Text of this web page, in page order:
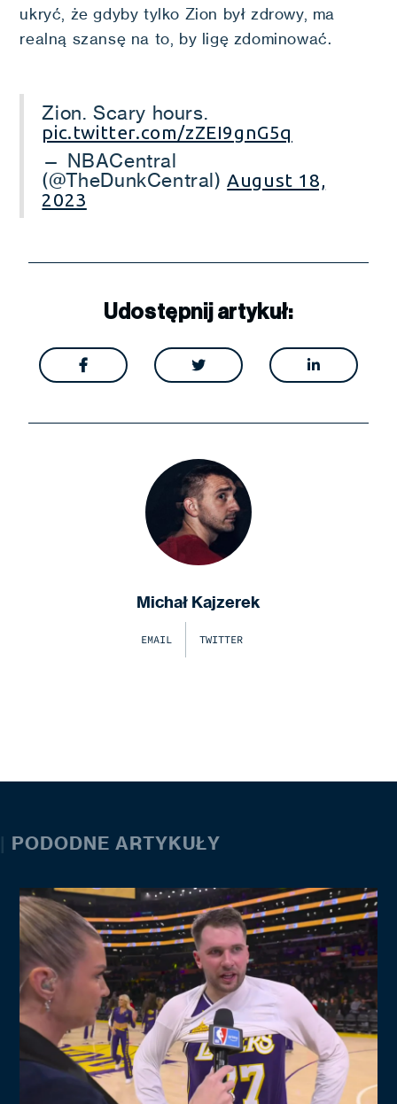
ukryć, że gdyby tylko Zion był zdrowy, ma
realną szansę na to, by ligę zdominować.
Zion. Scary hours.
pic.twitter.com/zZEI9gnG5q
— NBACentral
(@TheDunkCentral)August 18,
2023
Udostępnij artykuł:
  
Michał Kajzerek
EMAIL TWITTER
| PODODNE ARTYKUŁY